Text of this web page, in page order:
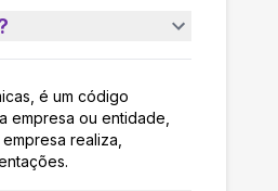
é um código
empresa ou entidade,
realiza,